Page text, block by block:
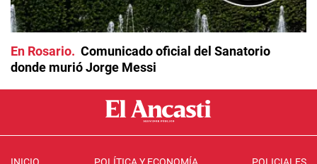
En Rosario
Comunicado oficial del Sanatorio
donde murió Jorge Messi